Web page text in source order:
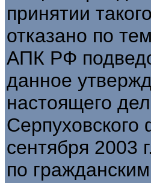
принятии
отказано по
АПК РФ
данное
настоящего
Серпуховского
сентября 2003
по